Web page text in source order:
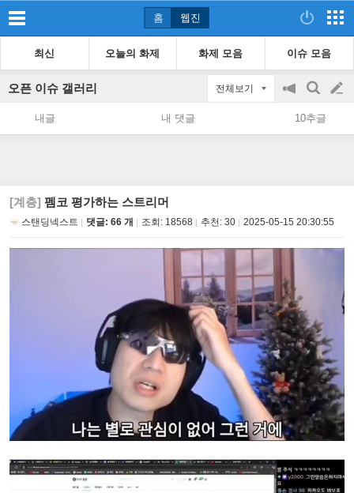
홈 웹진
최신 오늘의 화제 화제 모음 이슈 모음
오픈 이슈 갤러리 전체보기
공
지
on/off
검
색
글
쓰
내글 내 댓글 10추글
[계층] 펨코 평가하는 스트리머
스탠딩넥스트 댓글: 66 개 조회: 18568 추천: 30 2025-05-15 20:30:55